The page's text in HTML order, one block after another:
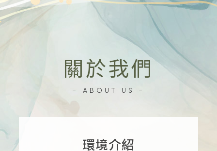
關於我們
- ABOUT US -
環境介紹